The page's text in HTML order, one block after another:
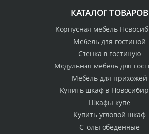
КАТАЛОГ ТОВАРОВ
Корпусная мебель
Мебель для гостиной
Стенка в гостиную
Модульная мебель для
Мебель для прихожей
Купить шкаф в
Шкафы купе
Купить угловой шкаф
Столы обеденные